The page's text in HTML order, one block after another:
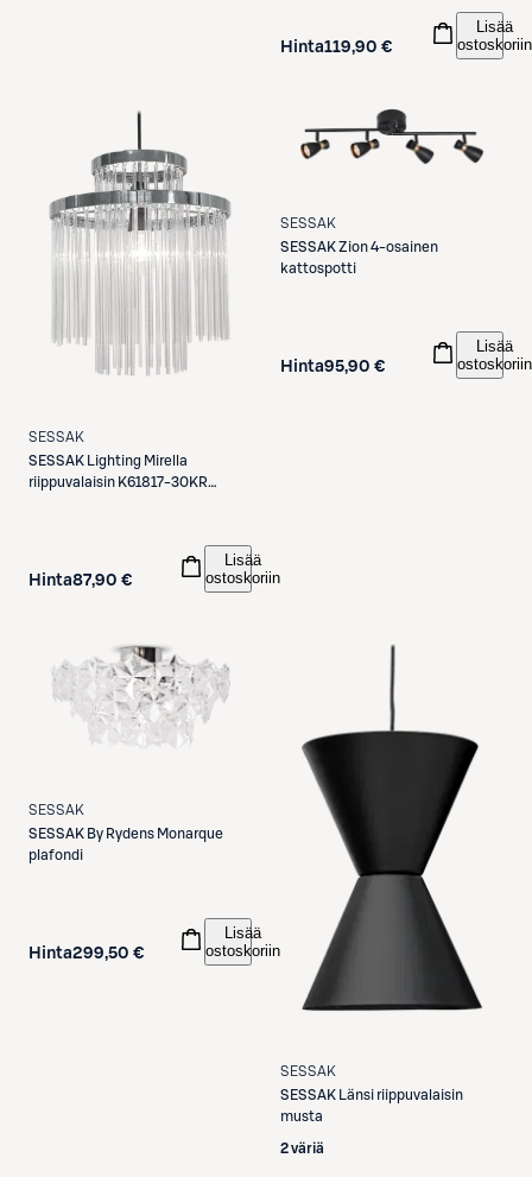
Hinta119,90 €
Lisää
ostoskoriin
SESSAK
SESSAK
Lighting Mirella
riippuvalaisin K61817-30KR
Hinta87,90 €
Lisää
ostoskoriin
SESSAK
SESSAKZion 4-osainen
kattospotti
Hinta95,90 €
Lisää
ostoskoriin
SESSAK
SESSAK By Rydens Monarque
plafondi
Hinta299,50 €
Lisää
ostoskoriin
SESSAK
SESSAK
Länsi riippuvalaisin
musta
2 väriä